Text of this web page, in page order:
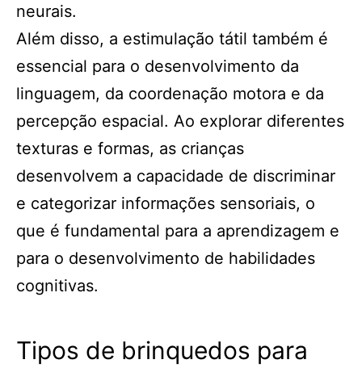
neurais.
Além disso, a estimulação tátil também é
essencial para o desenvolvimento da
linguagem, da coordenação motora e da
percepção espacial. Ao explorar diferentes
texturas e formas, as crianças
desenvolvem a capacidade de discriminar
e categorizar informações sensoriais, o
que é fundamental para a aprendizagem e
para o desenvolvimento de habilidades
cognitivas.
Tipos de brinquedos para